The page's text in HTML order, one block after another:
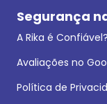
Segurança
A Rika é Confiável?
Avaliações no
Política de